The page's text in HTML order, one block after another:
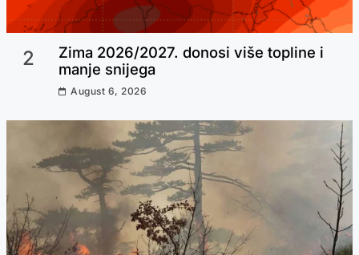
Šampioni karaktera, ponos Bosne i
Hercegovine: Energoinvest upriličio
prijem za viceprvake svijeta
2
Zima 2026/2027. donosi više topline i
manje snijega
August 6, 2026